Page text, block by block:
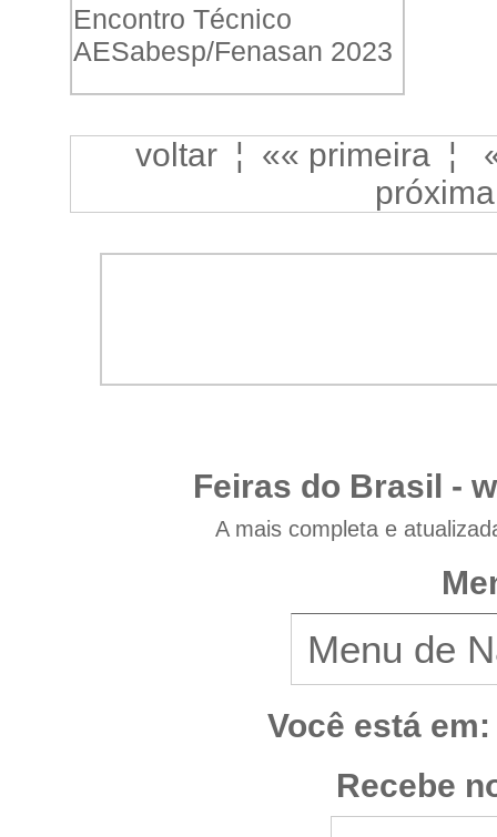
voltar ¦ «« primeira ¦
Feiras do Brasil -
A mais completa e
Você está em:
Recebe